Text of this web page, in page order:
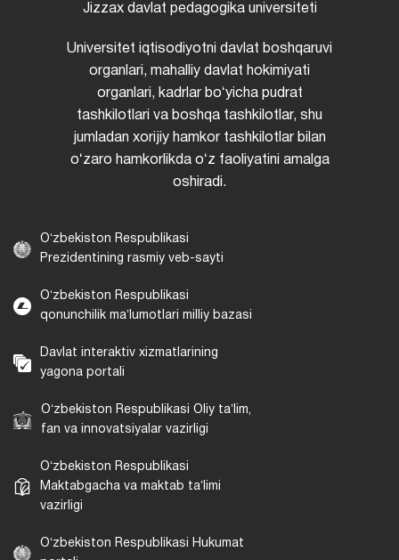
Jizzax davlat pedagogika universiteti
Universitet iqtisodiyotni davlat boshqaruvi
organlari, mahalliy davlat hokimiyati
organlari, kadrlar boʻyicha pudrat
tashkilotlari va boshqa tashkilotlar, shu
jumladan xorijiy hamkor tashkilotlar bilan
oʻzaro hamkorlikda oʻz faoliyatini amalga
oshiradi.
Oʻzbekiston Respublikasi
Prezidentining rasmiy veb-sayti
Oʻzbekiston Respublikasi
qonunchilik maʼlumotlari milliy bazasi
Davlat interaktiv xizmatlarining
yagona portali
Oʻzbekiston Respublikasi Oliy taʼlim,
fan va innovatsiyalar vazirligi
Oʻzbekiston Respublikasi
Maktabgacha va maktab taʼlimi
vazirligi
Oʻzbekiston Respublikasi Hukumat